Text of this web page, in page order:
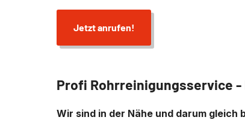
Jetzt anrufen!
Profi Rohrreinigungsservice
Wir sind in der Nähe und darum gleich